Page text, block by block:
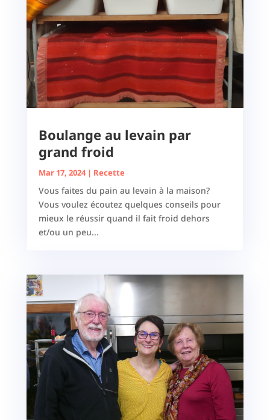
Boulange au levain par
grand froid
Mar 17, 2024| Recette
Vous faites du pain au levain à la maison?
Vous voulez écoutez quelques conseils pour
mieux le réussir quand il fait froid dehors
et/ou un peu...